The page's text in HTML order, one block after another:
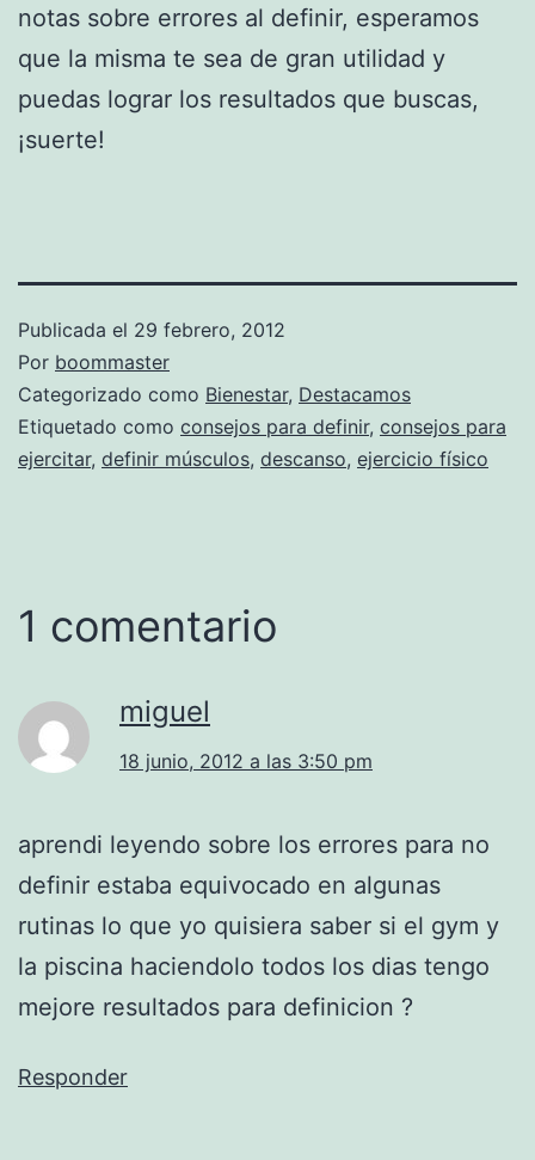
notas sobre errores al definir, esperamos
que la misma te sea de gran utilidad y
puedas lograr los resultados que buscas,
¡suerte!
Publicada el 29 febrero, 2012
Por boommaster
Categorizado como Bienestar, Destacamos
Etiquetado como consejos para definir, consejos para
ejercitar, definir músculos, descanso, ejercicio físico
1 comentario
miguel
18 junio, 2012 a las 3:50 pm
aprendi leyendo sobre los errores para no
definir estaba equivocado en algunas
rutinas lo que yo quisiera saber si el gym y
la piscina haciendolo todos los dias tengo
mejore resultados para definicion ?
Responder